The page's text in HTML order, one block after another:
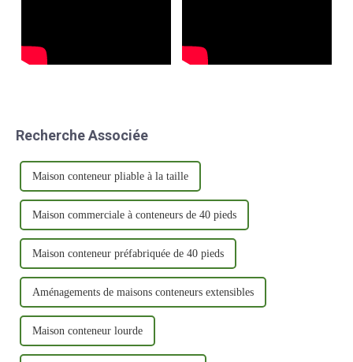
Recherche Associée
Maison conteneur pliable à la taille
Maison commerciale à conteneurs de 40 pieds
Maison conteneur préfabriquée de 40 pieds
Aménagements de maisons conteneurs extensibles
Maison conteneur lourde